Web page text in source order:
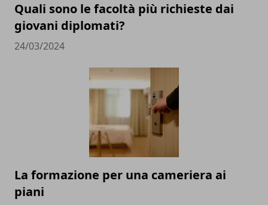
Quali sono le facoltà più richieste dai
giovani diplomati?
24/03/2024
La formazione per una cameriera ai
piani